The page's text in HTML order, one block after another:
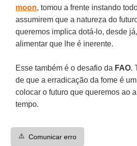
moon, tomou a frente instando
assumirem que a natureza do
queremos implica dotá-lo, desde
alimentar que lhe é inerente.
Esse também é o desafio da FAO.
de que a erradicação da fome é
colocar o futuro que queremos ao
tempo.
⚠️ Comunicar erro